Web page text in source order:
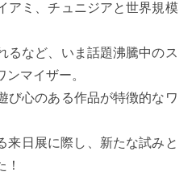
アミ、チュニジアと世界規模
るなど、いま話題沸騰中のス
ンマイザー。
び心のある作品が特徴的なワ
来日展に際し、新たな試みと